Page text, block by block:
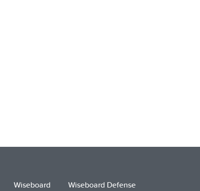
Wiseboard Wiseboard Defense